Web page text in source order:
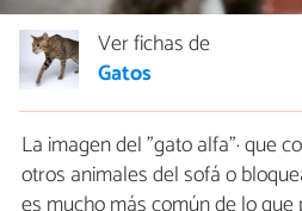
Ver fichas de
Gatos
La imagen del "gato alfa"· que
otros animales del sofá o